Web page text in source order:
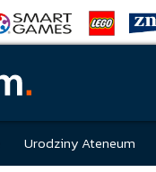
Urodziny Ateneum